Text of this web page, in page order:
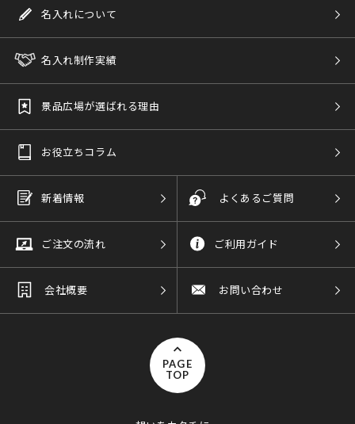
名入れについて
名入れ制作実績
景品広場が選ばれる理由
お役立ちコラム
新着情報 よくあるご質問
ご注文の流れ ご利用ガイド
会社概要 お問い合わせ
PAGE
TOP